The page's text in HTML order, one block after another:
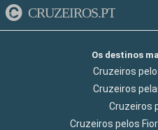
CRUZEIROS.PT
Os destinos
Cruzeiros
Cruzeiros
Cruzeiros
Cruzeiros pelos